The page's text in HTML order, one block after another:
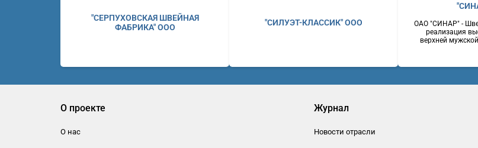
"СЕРПУХОВСКАЯ ШВЕЙНАЯ
ФАБРИКА" ООО
"СИЛУЭТ-КЛАССИК" ООО
ОАО "СИНАР" -
реализация
верхней
О проекте
О нас
Журнал
Новости отрасли